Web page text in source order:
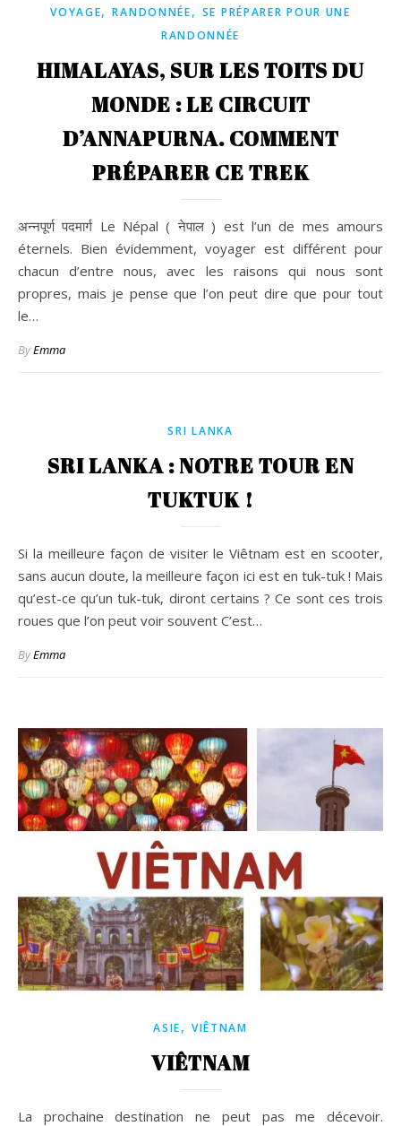
VOYAGE,RANDONNÉE, SE PRÉPARER POUR UNE
RANDONNÉE
HIMALAYAS, SUR LES TOITS DU
MONDE : LE CIRCUIT
D’ANNAPURNA. COMMENT
PRÉPARER CE TREK
अन्नपूर्ण पदमार्ग Le Népal ( नेपाल ) est l’un de mes amours
éternels. Bien évidemment, voyager est différent pour
chacun d’entre nous, avec les raisons qui nous sont
propres, mais je pense que l’on peut dire que pour tout
le…
ByEmma
SRI LANKA
SRI LANKA : NOTRE TOUR EN
TUKTUK !
Si la meilleure façon de visiter le Viêtnam est en scooter,
sans aucun doute, la meilleure façon ici est en tuk-tuk ! Mais
qu’est-ce qu’un tuk-tuk, diront certains ? Ce sont ces trois
roues que l’on peut voir souvent C’est…
ByEmma
ASIE, VIÊTNAM
VIÊTNAM
La prochaine destination ne peut pas me décevoir.